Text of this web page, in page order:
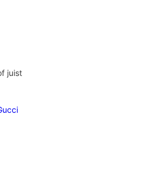
juist